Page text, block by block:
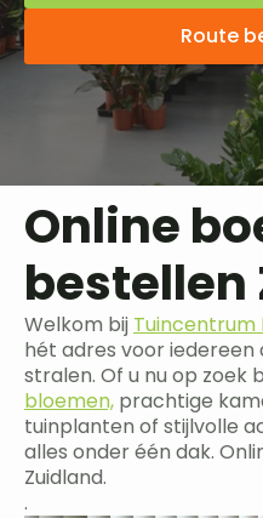
Route
Online
bestellen
Welkom bij Tuincentrum
hét adres voor iedereen
stralen. Of u nu op zoek
bloemen, prachtige
tuinplanten of stijlvolle
alles onder één dak.
Zuidland.
.